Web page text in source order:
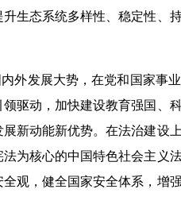
生态系统多样性、稳定性、
发展大势，在党和国家事业
驱动，加快建设教育强国、
新动能新优势。在法治建设
为核心的中国特色社会主义
观，健全国家安全体系，增